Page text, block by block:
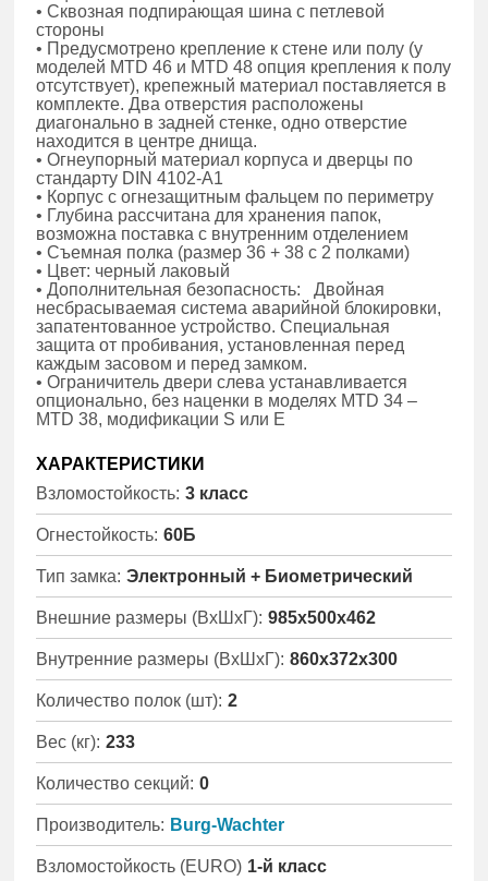
• Сквозная подпирающая шина с петлевой
стороны
• Предусмотрено крепление к стене или полу (у
моделей MTD 46 и MTD 48 опция крепления к полу
отсутствует), крепежный материал поставляется в
комплекте. Два отверстия расположены
диагонально в задней стенке, одно отверстие
находится в центре днища.
• Огнеупорный материал корпуса и дверцы по
стандарту DIN 4102-A1
• Корпус с огнезащитным фальцем по периметру
• Глубина рассчитана для хранения папок,
возможна поставка с внутренним отделением
• Съемная полка (размер 36 + 38 с 2 полками)
• Цвет: черный лаковый
• Дополнительная безопасность: Двойная
несбрасываемая система аварийной блокировки,
запатентованное устройство. Специальная
защита от пробивания, установленная перед
каждым засовом и перед замком.
• Ограничитель двери слева устанавливается
опционально, без наценки в моделях MTD 34 –
MTD 38, модификации S или E
ХАРАКТЕРИСТИКИ
Взломостойкость: 3 класс
Огнестойкость: 60Б
Тип замка: Электронный + Биометрический
Внешние размеры (ВхШхГ): 985x500x462
Внутренние размеры (ВхШхГ): 860x372x300
Количество полок (шт): 2
Вес (кг): 233
Количество секций: 0
Производитель: Burg-Wachter
Взломостойкость (EURO) 1-й класс